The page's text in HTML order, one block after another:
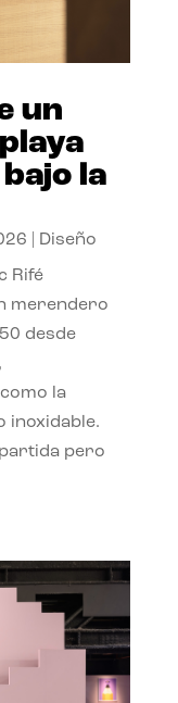
un
la
Diseño
Rifé
merendero
desde
la
inoxidable.
pero